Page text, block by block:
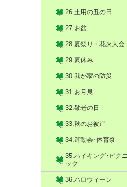
26.土用の丑の日
27.お盆
28.夏祭り・花火大会
29.夏休み
30.我が家の防災
31.お月見
32.敬老の日
33.秋のお彼岸
34.運動会･体育祭
35.ハイキング･ピクニ
ック
36.ハロウィーン